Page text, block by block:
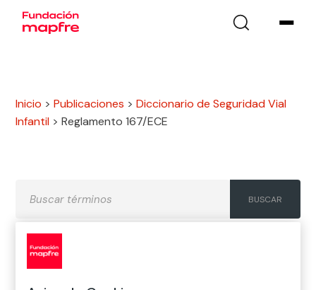
Inicio >Publicaciones >Diccionario de Seguridad Vial
Infantil >Reglamento 167/ECE
A